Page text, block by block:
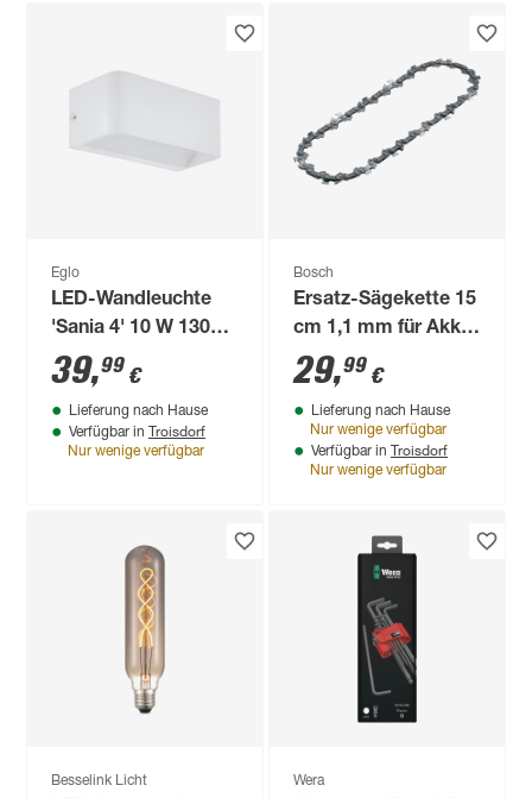
Eglo
LED-Wandleuchte
'Sania 4' 10 W 1300
lm warmweiß 20 x 8
x 9 cm
39,99 €
Lieferung nach Hause
Verfügbar in Troisdorf
Nur wenige verfügbar
Bosch
Ersatz-Sägekette 15
cm 1,1 mm für Akku-
Astsäge 'GKE 18V-
15'
29,99 €
Lieferung nach Hause
Nur wenige verfügbar
Verfügbar in Troisdorf
Nur wenige verfügbar
Besselink Licht Wera